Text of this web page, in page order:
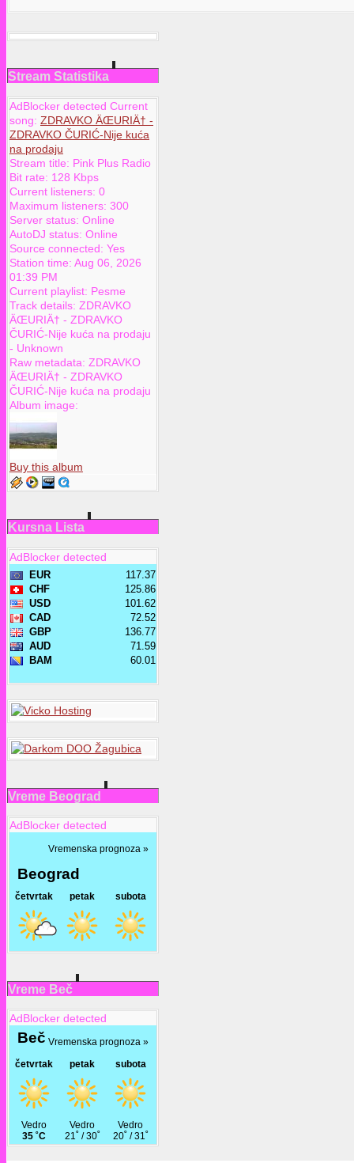
Stream Statistika
AdBlocker detected Current
song: ZDRAVKO ÄŒURIÄ† -
ZDRAVKO ČURIĆ-Nije kuća
na prodaju
Stream title: Pink Plus Radio
Bit rate: 128 Kbps
Current listeners: 0
Maximum listeners: 300
Server status: Online
AutoDJ status: Online
Source connected: Yes
Station time: Aug 06, 2026
01:39 PM
Current playlist: Pesme
Track details: ZDRAVKO
ÄŒURIÄ† - ZDRAVKO
ČURIĆ-Nije kuća na prodaju
- Unknown
Raw metadata: ZDRAVKO
ÄŒURIÄ† - ZDRAVKO
ČURIĆ-Nije kuća na prodaju
Album image:
Buy this album
Kursna Lista
AdBlocker detected
Vreme Beograd
AdBlocker detected
Vreme Beč
AdBlocker detected